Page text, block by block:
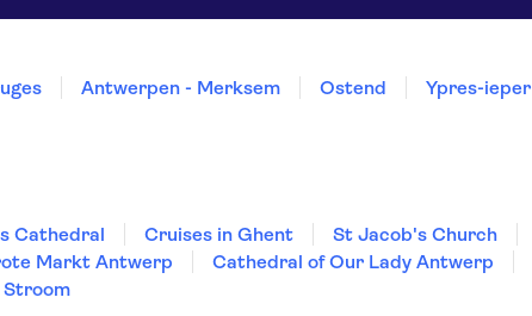
Antwerpen - Merksem Ostend
Ypres-ieper
Cathedral Cruises in Ghent
St Jacob's Church
Markt Antwerp
Cathedral of Our Lady Antwerp
Stroom